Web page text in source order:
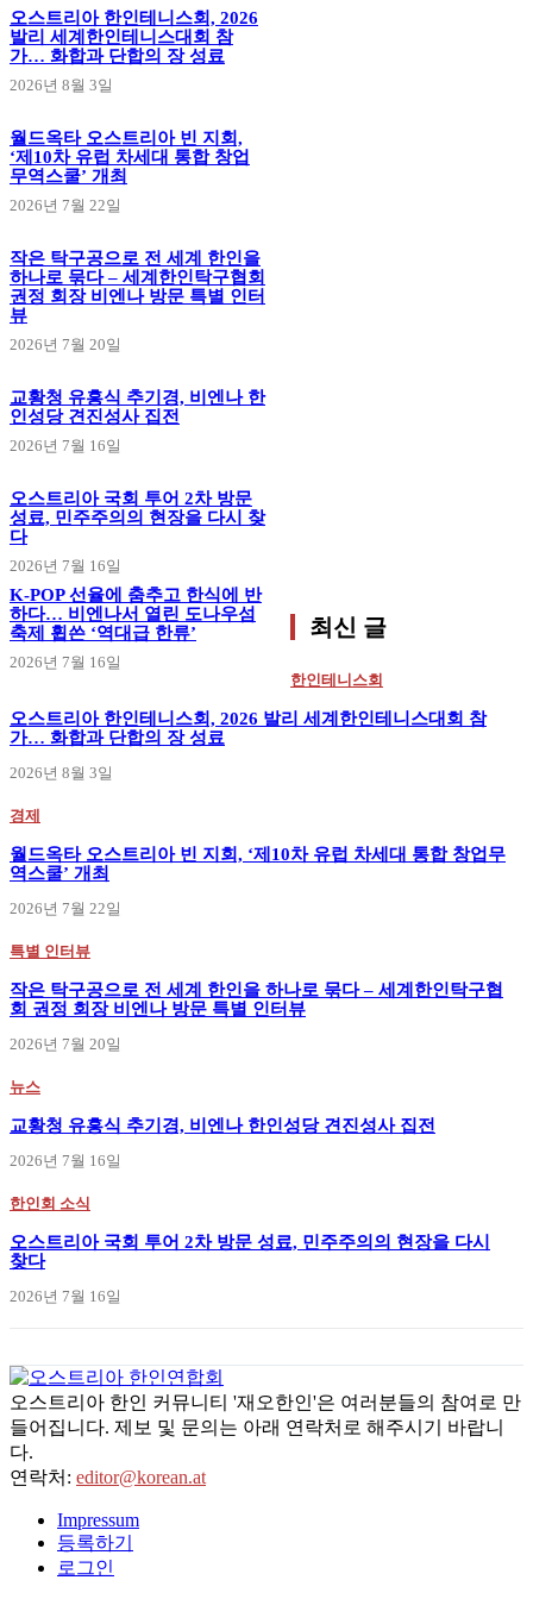
오스트리아 한인테니스회, 2026
발리 세계한인테니스대회 참
가… 화합과 단합의 장 성료
2026년 8월 3일
월드옥타 오스트리아 빈 지회,
‘제10차 유럽 차세대 통합 창업
무역스쿨’ 개최
2026년 7월 22일
작은 탁구공으로 전 세계 한인을
하나로 묶다 – 세계한인탁구협회
권정 회장 비엔나 방문 특별 인터
뷰
2026년 7월 20일
교황청 유흥식 추기경, 비엔나 한
인성당 견진성사 집전
2026년 7월 16일
오스트리아 국회 투어 2차 방문
성료, 민주주의의 현장을 다시 찾
다
2026년 7월 16일
K-POP 선율에 춤추고 한식에 반
하다… 비엔나서 열린 도나우섬
축제 휩쓴 ‘역대급 한류’
2026년 7월 16일
최신 글
한인테니스회
오스트리아 한인테니스회, 2026 발리 세계한인테니스대회 참
가… 화합과 단합의 장 성료
2026년 8월 3일
경제
월드옥타 오스트리아 빈 지회, ‘제10차 유럽 차세대 통합 창업무
역스쿨’ 개최
2026년 7월 22일
특별 인터뷰
작은 탁구공으로 전 세계 한인을 하나로 묶다 – 세계한인탁구협
회 권정 회장 비엔나 방문 특별 인터뷰
2026년 7월 20일
뉴스
교황청 유흥식 추기경, 비엔나 한인성당 견진성사 집전
2026년 7월 16일
한인회 소식
오스트리아 국회 투어 2차 방문 성료, 민주주의의 현장을 다시
찾다
2026년 7월 16일
오스트리아 한인 커뮤니티 '재오한인'은 여러분들의 참여로 만
들어집니다. 제보 및 문의는 아래 연락처로 해주시기 바랍니
다.
연락처: editor@korean.at
Impressum
등록하기
로그인